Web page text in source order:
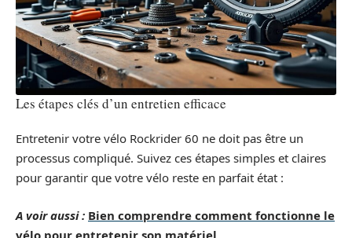
Les étapes clés d’un entretien efficace
Entretenir votre vélo Rockrider 60 ne doit pas être un
processus compliqué. Suivez ces étapes simples et claires
pour garantir que votre vélo reste en parfait état :
A voir aussi : Bien comprendre comment fonctionne le
vélo pour entretenir son matériel